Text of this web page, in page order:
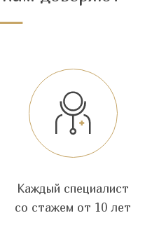
Каждый специалист
со стажем от 10 лет